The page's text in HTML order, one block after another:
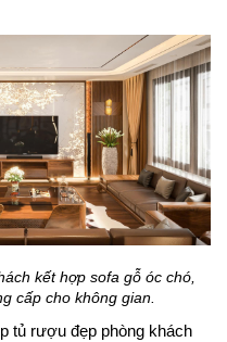
kết hợp sofa gỗ óc chó,
cấp cho không gian.
tủ rượu đẹp phòng khách